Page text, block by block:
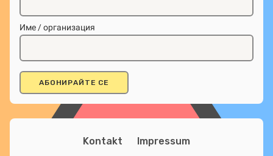
Име / организация
Kontakt Impressum